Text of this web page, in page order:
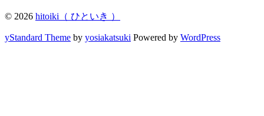
© 2026 hitoiki（ ひといき ）
yStandard Theme by yosiakatsuki Powered by WordPress